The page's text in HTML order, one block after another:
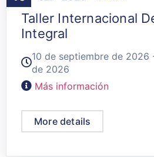
Taller Internacional
Integral
10 de septiembre de 2026
de 2026
Más información
More details